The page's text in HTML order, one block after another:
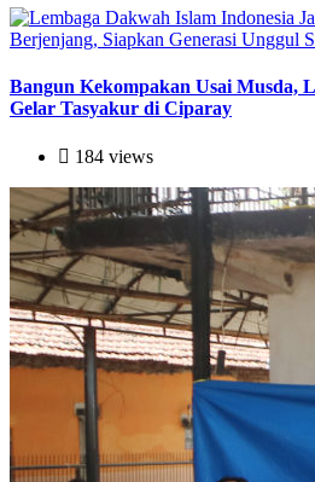
Bangun Kekompakan Usai Musda,
Gelar Tasyakur di Ciparay
184 views